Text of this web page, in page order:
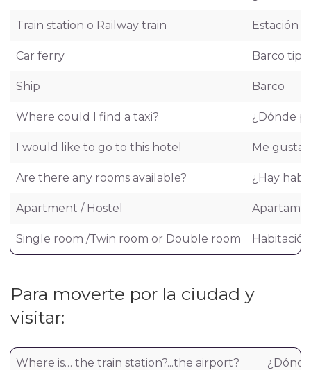
Train station o Railway train Estación
Car ferry Barco
Ship Barco
Where could I find a taxi? ¿Dónde
I would like to go to this hotel Me
Are there any rooms available? ¿Hay
Apartment / Hostel
Single room /Twin room or Double room
Para moverte por la ciudad y
visitar:
Where is… the train station?...the airport?